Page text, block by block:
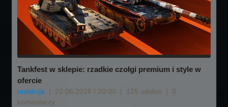
Tankfest w sklepie: rzadkie czołgi premium i style w
ofercie
redakcja | 22.06.2026 / 20:00 | 125 odsłon |
0
komentarzy